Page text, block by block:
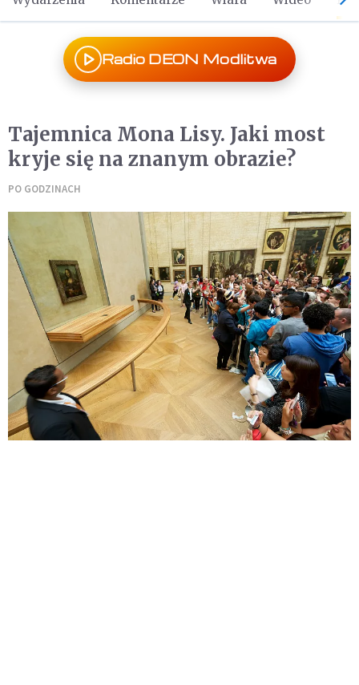
Radio DEON Modlitwa
Tajemnica Mona Lisy. Jaki most
kryje się na znanym obrazie?
PO GODZINACH